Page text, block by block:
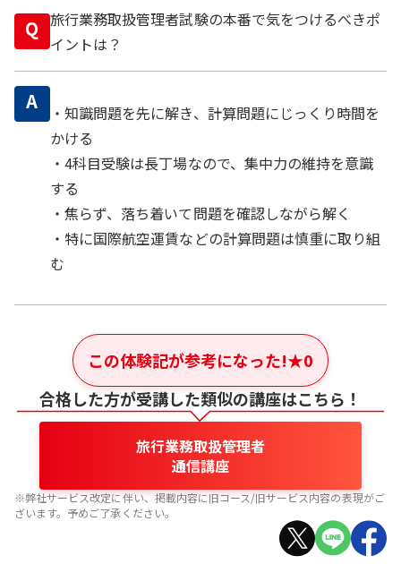
Q 旅行業務取扱管理者試験の本番で気をつけるべきポ
イントは？
A
・知識問題を先に解き、計算問題にじっくり時間を
かける
・4科目受験は長丁場なので、集中力の維持を意識
する
・焦らず、落ち着いて問題を確認しながら解く
・特に国際航空運賃などの計算問題は慎重に取り組
む
この体験記が参考になった!★0
合格した方が受講した類似の講座はこちら！
旅行業務取扱管理者
通信講座
※弊社サービス改定に伴い、掲載内容に旧コース/旧サービス内容の表現がご
ざいます。予めご了承ください。